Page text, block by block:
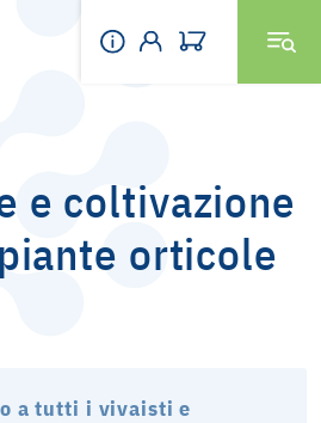
e coltivazione
orticole
a tutti i vivaisti e